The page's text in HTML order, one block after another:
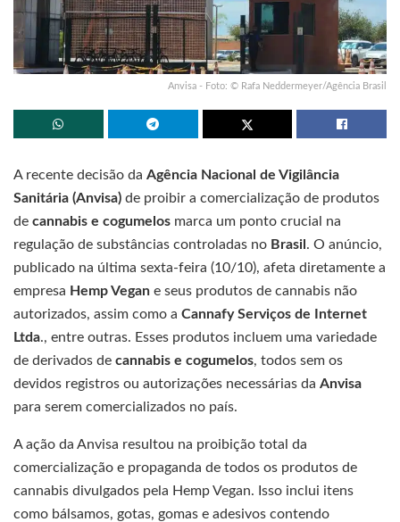
Anvisa - Foto: © Rafa Neddermeyer/Agência Brasil
A recente decisão da Agência Nacional de Vigilância
Sanitária (Anvisa) de proibir a comercialização de produtos
de cannabis e cogumelos marca um ponto crucial na
regulação de substâncias controladas no Brasil . O anúncio,
publicado na última sexta-feira (10/10), afeta diretamente a
empresa Hemp Vegan e seus produtos de cannabis não
autorizados, assim como a Cannafy Serviços de Internet
Ltda., entre outras. Esses produtos incluem uma variedade
de derivados de cannabis e cogumelos, todos sem os
devidos registros ou autorizações necessárias da Anvisa
para serem comercializados no país.
A ação da Anvisa resultou na proibição total da
comercialização e propaganda de todos os produtos de
cannabis divulgados pela Hemp Vegan. Isso inclui itens
como bálsamos, gotas, gomas e adesivos contendo